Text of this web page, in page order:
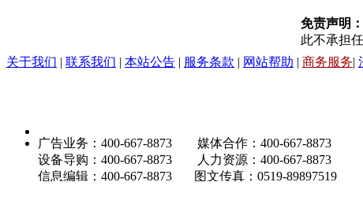
免责声明：
此不承担
关于我们 | 联系我们 | 本站公告 | 服务条款 | 网站帮助 | 商务服务|
广告业务：400-667-8873 媒体合作：400-667-8873
设备导购：400-667-8873 人力资源：400-667-8873
信息编辑：400-667-8873 图文传真：0519-89897519